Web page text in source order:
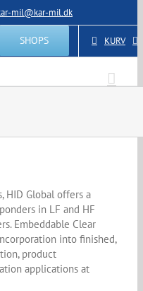
mil@kar-mil.dk
SHOPS KURV
HID Global offers a
in LF and HF
Embeddable Clear
into finished,
product
applications at